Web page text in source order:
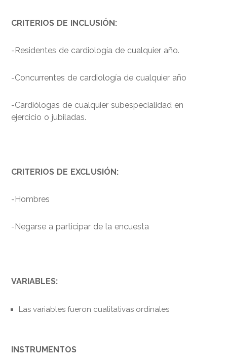
CRITERIOS DE INCLUSIÓN:
-Residentes de cardiología de cualquier año.
-Concurrentes de cardiología de cualquier año
-Cardiólogas de cualquier subespecialidad en
ejercicio o jubiladas.
CRITERIOS DE EXCLUSIÓN:
-Hombres
-Negarse a participar de la encuesta
VARIABLES:
Las variables fueron cualitativas ordinales
INSTRUMENTOS